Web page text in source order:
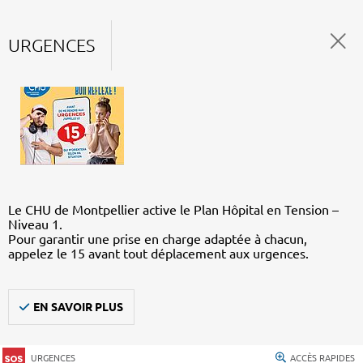
URGENCES
Le CHU de Montpellier active le Plan Hôpital en Tension –
Niveau 1.
Pour garantir une prise en charge adaptée à chacun,
appelez le 15 avant tout déplacement aux urgences.
EN SAVOIR PLUS
URGENCES ACCÈS RAPIDES